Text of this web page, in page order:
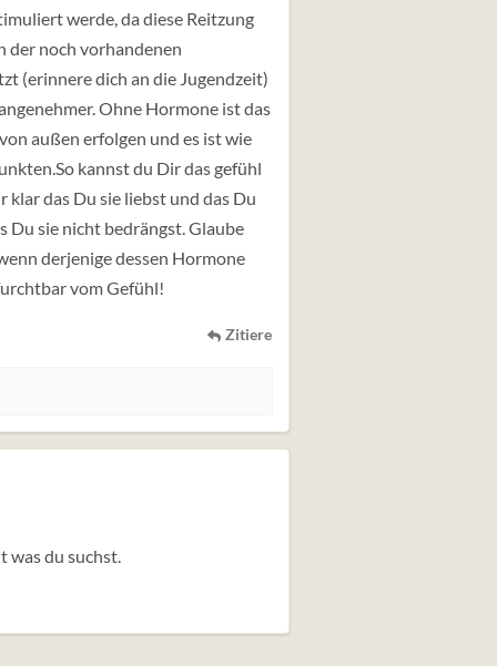
werde, da diese Reitzung
der noch vorhandenen
(erinnere dich an die Jugendzeit)
Ohne Hormone ist das
außen erfolgen und es ist wie
kannst du Dir das gefühl
klar das Du sie liebst und das Du
Du sie nicht bedrängst. Glaube
derjenige dessen Hormone
vom Gefühl!
Zitiere
was du suchst.